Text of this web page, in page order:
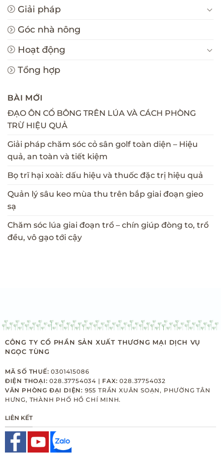
Giải pháp
Góc nhà nông
Hoạt động
Tổng hợp
BÀI MỚI
ĐẠO ÔN CỔ BÔNG TRÊN LÚA VÀ CÁCH PHÒNG
TRỪ HIỆU QUẢ
Giải pháp chăm sóc cỏ sân golf toàn diện – Hiệu
quả, an toàn và tiết kiệm
Bọ trĩ hại xoài: dấu hiệu và thuốc đặc trị hiệu quả
Quản lý sâu keo mùa thu trên bắp giai đoạn gieo
sạ
Chăm sóc lúa giai đoạn trổ – chín giúp đòng to, trổ
đều, vô gạo tới cậy
CÔNG TY CỔ PHẦN SẢN XUẤT THƯƠNG MẠI DỊCH VỤ
NGỌC TÙNG
MÃ SỐ THUẾ: 0301415086
ĐIỆN THOẠI: 028.37754034 | FAX: 028.37754032
VĂN PHÒNG ĐẠI DIỆN: 955 TRẦN XUÂN SOẠN, PHƯỜNG TÂN
HƯNG, THÀNH PHỐ HỒ CHÍ MINH.
LIÊN KẾT